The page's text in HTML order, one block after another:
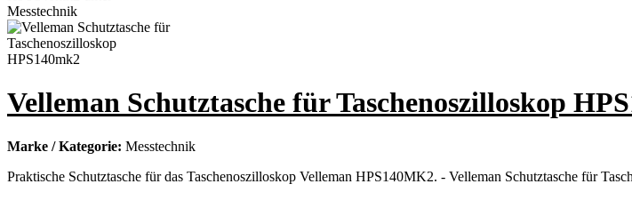
Velleman Schutztasche für Taschenoszilloskop
Marke / Kategorie: Messtechnik
Praktische Schutztasche für das Taschenoszilloskop Velleman HPS140MK2. - Velleman Schutztasche für